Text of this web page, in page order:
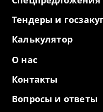
Тендеры и
Калькулятор
О нас
Контакты
Вопросы и ответы